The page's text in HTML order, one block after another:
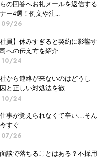
の回答へお礼メールを返信する
ー4選！例文や注...
26
社員】休みすぎると契約に影響す
への伝え方を紹介...
24
から連絡が来ないのはどうし
と正しい対処法を徹...
24
事が覚えられなくて辛い…そん
すぐ...
26
談で落ちることはある？不採用